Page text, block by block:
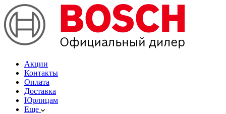
Акции
Контакты
Оплата
Доставка
Юрлицам
Еще